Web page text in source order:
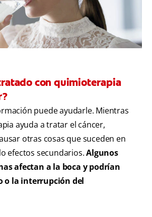
SUSCRIBITE
con quimioterapia
puede ayudarle. Mientras
ayuda a tratar el cáncer,
otras cosas que suceden en
efectos secundarios.Algunos
afectan a la boca y podrían
o la interrupción del